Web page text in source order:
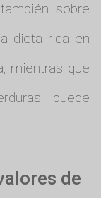
sobre
dieta rica en
mientras que
puede
de